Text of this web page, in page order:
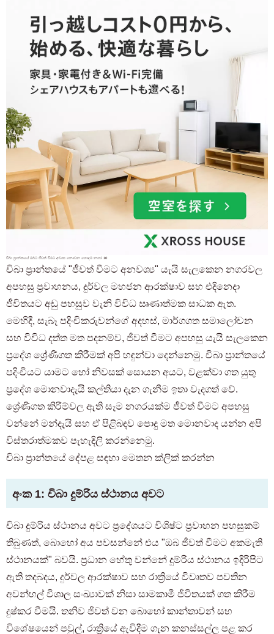
චිබා ප්‍රාන්තයේ ඔබට ජීවත් වීමට අවශ්‍ය නොවන හොඳම නගර 10
චිබා ප්‍රාන්තයේ "ජීවත් වීමට අනවශ්‍ය" යැයි සැලකෙන නගරවල
අපහසු ප්‍රවාහනය, දුර්වල මහජන ආරක්ෂාව සහ එදිනෙදා
ජීවිතයට අඩු පහසුව වැනි විවිධ ඍණාත්මක සාධක ඇත.
මෙහිදී, සැබෑ පදිංචිකරුවන්ගේ අදහස්, මාර්ගගත සමාලෝචන
සහ විවිධ දත්ත මත පදනම්ව, ජීවත් වීමට අපහසු යැයි සැලකෙන
ප්‍රදේශ ශ්‍රේණිගත කිරීමක් අපි හඳුන්වා දෙන්නෙමු. චිබා ප්‍රාන්තයේ
පදිංචියට යාමට හෝ නිවසක් සොයන අයට, වළක්වා ගත යුතු
ප්‍රදේශ මොනවාදැයි කල්තියා දැන ගැනීම ඉතා වැදගත් වේ.
ශ්‍රේණිගත කිරීම්වල ඇති සෑම නගරයක්ම ජීවත් වීමට අපහසු
වන්නේ මන්දැයි සහ ඒ පිළිබඳව පොදු මත මොනවාද යන්න අපි
විස්තරාත්මකව පැහැදිලි කරන්නෙමු.
චිබා ප්‍රාන්තයේ දේපළ සඳහා මෙතන ක්ලික් කරන්න
අංක 1: චිබා දුම්රිය ස්ථානය අවට
චිබා දුම්රිය ස්ථානය අවට ප්‍රදේශයට විශිෂ්ට ප්‍රවාහන පහසුකම්
තිබුණත්, බොහෝ අය පවසන්නේ එය "ඔබ ජීවත් වීමට අකමැති
ස්ථානයක්" බවයි. ප්‍රධාන හේතු වන්නේ දුම්රිය ස්ථානය ඉදිරිපිට
ඇති තදබදය, දුර්වල ආරක්ෂාව සහ රාත්‍රියේ විවෘතව පවතින
අවන්හල් විශාල සංඛ්‍යාවක් නිසා සාමකාමී ජීවිතයක් ගත කිරීම
දුෂ්කර වීමයි. තනිව ජීවත් වන බොහෝ කාන්තාවන් සහ
විශේෂයෙන් පවුල්, රාත්‍රියේ ඇවිදීම ගැන කනස්සල්ල පළ කර